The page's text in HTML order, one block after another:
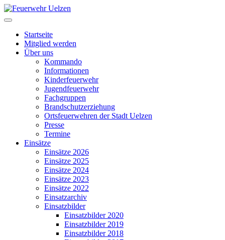
Startseite
Mitglied werden
Über uns
Kommando
Informationen
Kinderfeuerwehr
Jugendfeuerwehr
Fachgruppen
Brandschutzerziehung
Ortsfeuerwehren der Stadt Uelzen
Presse
Termine
Einsätze
Einsätze 2026
Einsätze 2025
Einsätze 2024
Einsätze 2023
Einsätze 2022
Einsatzarchiv
Einsatzbilder
Einsatzbilder 2020
Einsatzbilder 2019
Einsatzbilder 2018